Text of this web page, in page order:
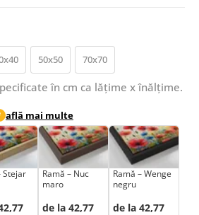
50x50 70x70
în cm ca lățime x înălțime.
află mai multe
Stejar
Ramă – Nuc
maro
de la 42,77
Ramă – Wenge
negru
de la 42,77